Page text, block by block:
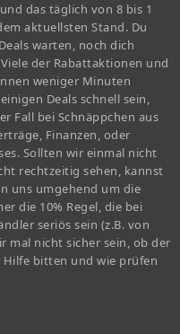
das täglich von 8 bis 1
aktuellsten Stand. Du
warten, noch dich
der Rabattaktionen und
weniger Minuten
Deals schnell sein,
Fall bei Schnäppchen aus
Finanzen, oder
Sollten wir einmal nicht
rechtzeitig sehen, kannst
uns umgehend um die
die 10% Regel, die bei
seriös sein (z.B. von
mal nicht sicher sein, ob der
bitten und wie prüfen